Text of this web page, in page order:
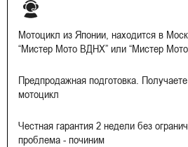
Мотоцикл из Японии, находится в
“Мистер Мото ВДНХ” или “Мистер
Предпродажная подготовка.
мотоцикл
Честная гарантия 2 недели без
проблема - починим